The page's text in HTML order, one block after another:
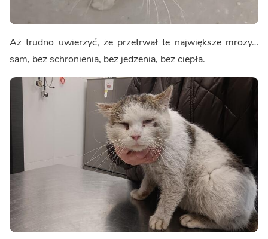
Aż trudno uwierzyć, że przetrwał te największe mrozy…
sam, bez schronienia, bez jedzenia, bez ciepła.